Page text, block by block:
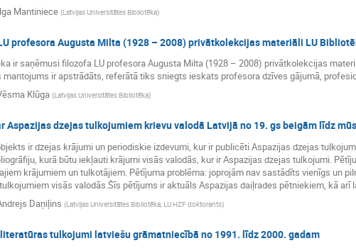
Mantiniece (Latvijas Universitātes Bibliotēka)
profesora Augusta Milta (1928 – 2008) privātkolekcijas materiāli LU
ir saņēmusi filozofa LU profesora Augusta Milta (1928 – 2008) privātkolekcijas
mantojums ir apstrādāts, referātā tiks sniegts ieskats profesora dzīves gājumā,
Klūga (Latvijas Universitātes Bibliotēka)
Aspazijas dzejas tulkojumiem krievu valodā Latvijā no 19. gs beigām līdz
ir dzejas krājumi un periodiskie izdevumi, kur ir publicēti Aspazijas dzejas
kurā būtu iekļauti krājumi visās valodās, kur ir Aspazijas dzejas tulkojumi.
krājumiem un tulkotājiem. Pētījuma problēma: joprojām nav sastādīts vienīgs un
visās valodās.Šīs pētījums ir aktuāls Aspazijas daiļrades pētniekiem, kā arī
Daņiļins (Latvijas Universitātes Bibliotēka; LU HZF doktorants)
tulkojumi latviešu grāmatniecībā no 1991. līdz 2000. gadam